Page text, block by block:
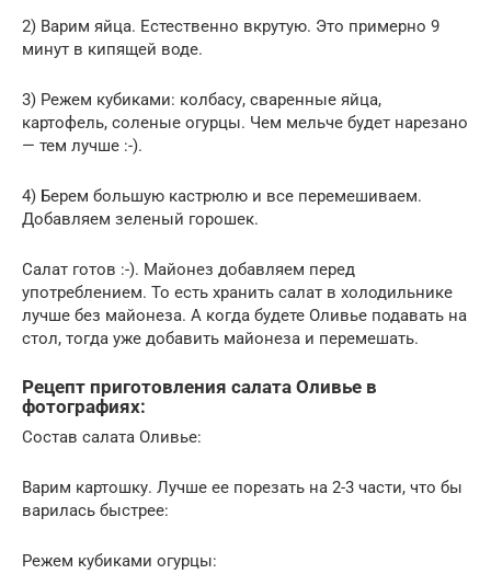
2) Варим яйца. Естественно вкрутую. Это примерно 9
минут в кипящей воде.
3) Режем кубиками: колбасу, сваренные яйца,
картофель, соленые огурцы. Чем мельче будет нарезано
— тем лучше :-).
4) Берем большую кастрюлю и все перемешиваем.
Добавляем зеленый горошек.
Салат готов :-). Майонез добавляем перед
употреблением. То есть хранить салат в холодильнике
лучше без майонеза. А когда будете Оливье подавать на
стол, тогда уже добавить майонеза и перемешать.
Рецепт приготовления салата Оливье в
фотографиях:
Состав салата Оливье:
Варим картошку. Лучше ее порезать на 2-3 части, что бы
варилась быстрее:
Режем кубиками огурцы: